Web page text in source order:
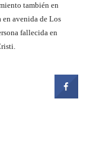
también en
avenida de Los
fallecida en